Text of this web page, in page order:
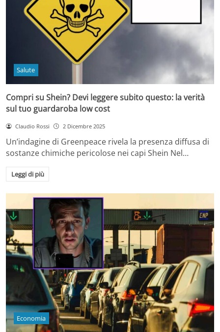
Salute
Compri su Shein? Devi leggere subito questo: la verità
sul tuo guardaroba low cost
Claudio Rossi 2 Dicembre 2025
Un’indagine di Greenpeace rivela la presenza diffusa di
sostanze chimiche pericolose nei capi Shein Nel…
Leggi di più
Economia